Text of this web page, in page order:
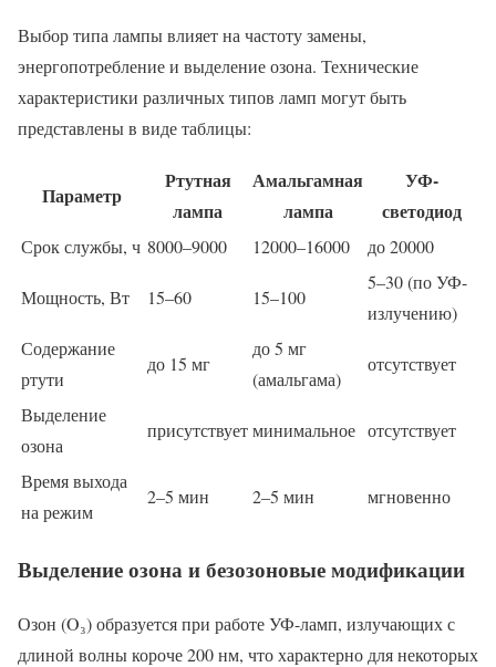
Выбор типа лампы влияет на частоту замены,
энергопотребление и выделение озона. Технические
характеристики различных типов ламп могут быть
представлены в виде таблицы:
Параметр
Ртутная
лампа
Амальгамная
лампа
УФ-
светодиод
Срок службы, ч 8000–9000 12000–16000 до 20000
Мощность, Вт 15–60 15–100
5–30 (по УФ-
излучению)
Содержание
ртути
до 15 мг
до 5 мг
(амальгама)
отсутствует
Выделение
озона
присутствуетминимальное отсутствует
Время выхода
на режим
2–5 мин 2–5 мин мгновенно
Выделение озона и безозоновые модификации
Озон (O₃) образуется при работе УФ-ламп, излучающих с
длиной волны короче 200 нм, что характерно для некоторых